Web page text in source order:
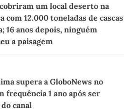
cobriram um local deserto na
com 12.000 toneladas de cascas
16 anos depois, ninguém
a paisagem
supera a GloboNews no
frequência 1 ano após ser
canal